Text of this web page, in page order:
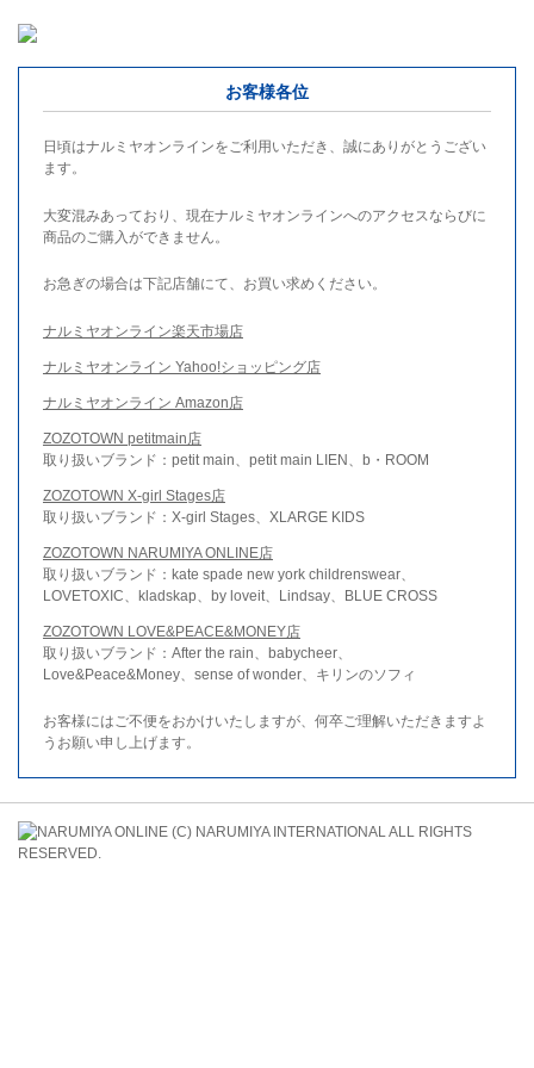
お客様各位
日頃はナルミヤオンラインをご利用いただき、誠にありがとうござい
ます。
大変混みあっており、現在ナルミヤオンラインへのアクセスならびに
商品のご購入ができません。
お急ぎの場合は下記店舗にて、お買い求めください。
ナルミヤオンライン楽天市場店
ナルミヤオンライン Yahoo!ショッピング店
ナルミヤオンライン Amazon店
ZOZOTOWN petitmain店
取り扱いブランド：petit main、petit main LIEN、b・ROOM
ZOZOTOWN X-girl Stages店
取り扱いブランド：X-girl Stages、XLARGE KIDS
ZOZOTOWN NARUMIYA ONLINE店
取り扱いブランド：kate spade new york childrenswear、
LOVETOXIC、kladskap、by loveit、Lindsay、BLUE CROSS
ZOZOTOWN LOVE&PEACE&MONEY店
取り扱いブランド：After the rain、babycheer、
Love&Peace&Money、sense of wonder、キリンのソフィ
お客様にはご不便をおかけいたしますが、何卒ご理解いただきますよ
うお願い申し上げます。